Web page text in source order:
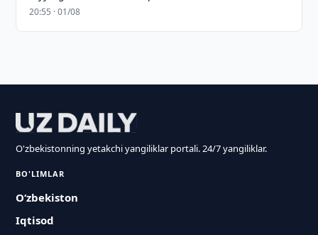
20:55 · 01/08
O'zbekistonning yetakchi yangiliklar portali. 24/7 yangiliklar.
BO'LIMLAR
O‘zbekiston
Iqtisod